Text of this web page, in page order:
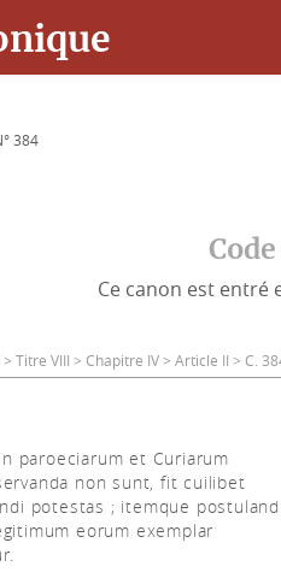
384
Ce canon est entré
Titre VIII > Chapitre IV > Article II > C.
paroeciarum et Curiarum
non sunt, fit cuilibet
potestas ; itemque postulandi
eorum exemplar